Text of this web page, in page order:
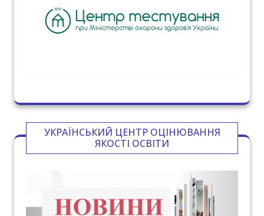
УКРАЇНСЬКИЙ ЦЕНТР ОЦІНЮВАННЯ
ЯКОСТІ ОСВІТИ